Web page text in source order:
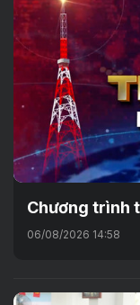
Chương trình
06/08/2026 14:58